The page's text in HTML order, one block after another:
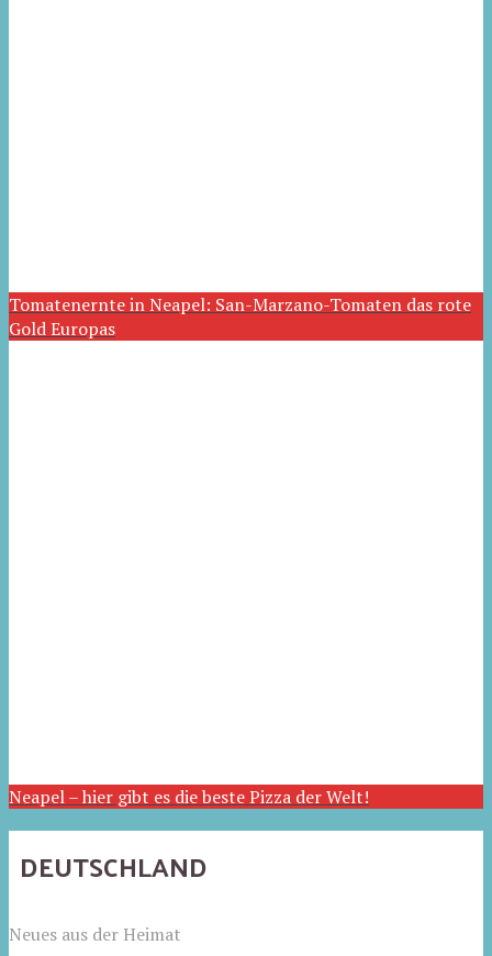
Tomatenernte in Neapel: San-Marzano-Tomaten das rote
Gold Europas
Neapel – hier gibt es die beste Pizza der Welt!
DEUTSCHLAND
Neues aus der Heimat